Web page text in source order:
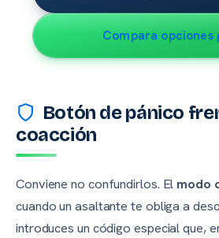
Compara opciones
Botón de pánico
coacción
Conviene no confundirlos. El modo
cuando un asaltante te obliga a
introduces un código especial que,